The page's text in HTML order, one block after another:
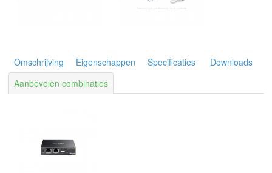
Omschrijving Eigenschappen Specificaties
Downloads
Aanbevolen combinaties